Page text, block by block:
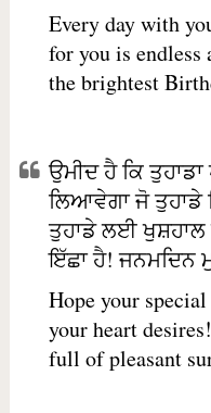
Every day with
for you is endless
the brightest
ਉਮੀਦ ਹੈ ਕਿ
ਲਿਆਵੇਗਾ ਜੋ
ਤੁਹਾਡੇ ਲਈ ਖੁਸ਼ਹਾਲ
ਇੱਛਾ ਹੈ! ਜਨਮਦਿਨ
Hope your
your heart
full of pleasant